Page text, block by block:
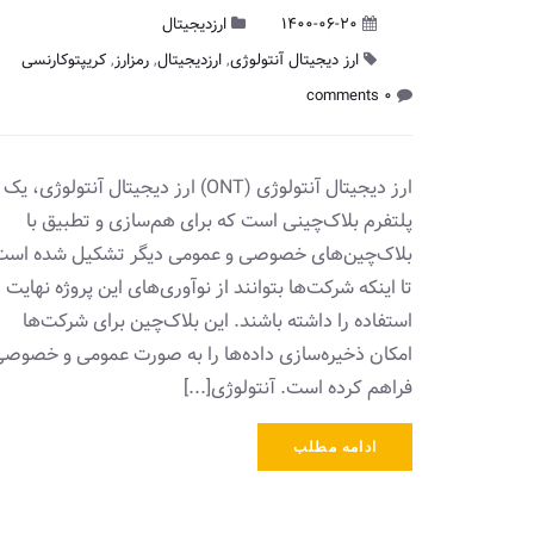
1400-06-20
ارزدیجیتال
ارز دیجیتال آنتولوژی,ارزدیجیتال,رمزارز,کریپتوکارنسی
0 comments
ارز دیجیتال آنتولوژی (ONT) ارز دیجیتال آنتولوژی، یک
پلتفرم بلاک‌چینی است که برای هم‌سازی و تطبیق با
بلاک‌چین‌های خصوصی و عمومی ‌دیگر تشکیل شده
تا اینکه شرکت‌ها ‏بتوانند از نوآوری‌های این پروژه نهایت
استفاده را داشته باشند. ‏این بلاک‌چین برای شرکت‌ها
امکان ذخیره‌‌سازی داده‌ها را به صورت عمومی ‌و
فراهم کرده است. آنتولوژی[...]
ادامه مطلب